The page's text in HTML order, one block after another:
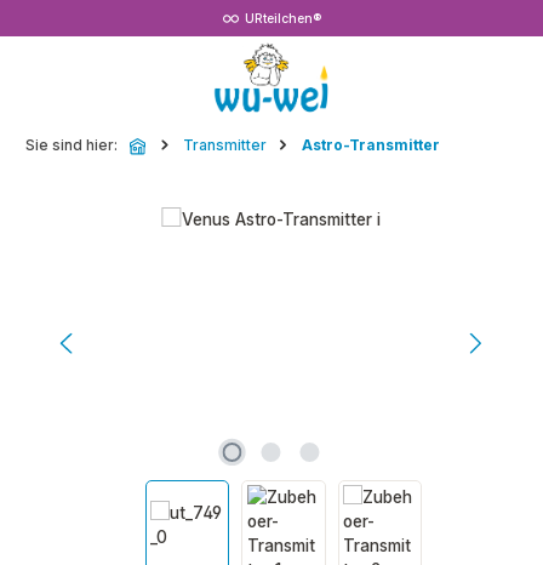
URteilchen®
Sie sind hier: Transmitter Astro-Transmitter
Bildergalerie überspringen